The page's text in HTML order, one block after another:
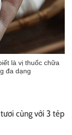
là vị thuốc chữa
đa dạng
cùng với 3 tép